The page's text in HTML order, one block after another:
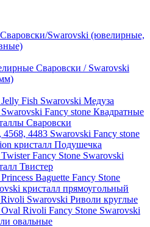
Swarovski (ювелирные,
Сваровски / Swarovski
Fish Swarovski Медуза
Fancy stone Квадратные
Сваровски
4568, 4483 Swarovski Fancy stone
кристалл Подушечка
Fancy Stone Swarovski
Твистер
Baguette Fancy Stone
кристалл прямоугольный
Rivoli Swarovski Риволи круглые
Rivoli Fancy Stone Swarovski
овальные